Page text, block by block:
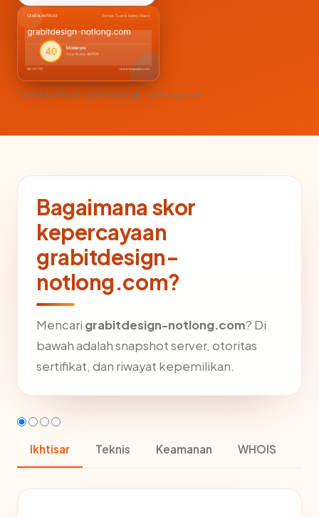
CemerlanTrust · grabitdesign-notlong.com
Bagaimana skor
kepercayaan
grabitdesign-
notlong.com?
Mencari grabitdesign-notlong.com? Di
bawah adalah snapshot server, otoritas
sertifikat, dan riwayat kepemilikan.
Ikhtisar Teknis Keamanan WHOIS